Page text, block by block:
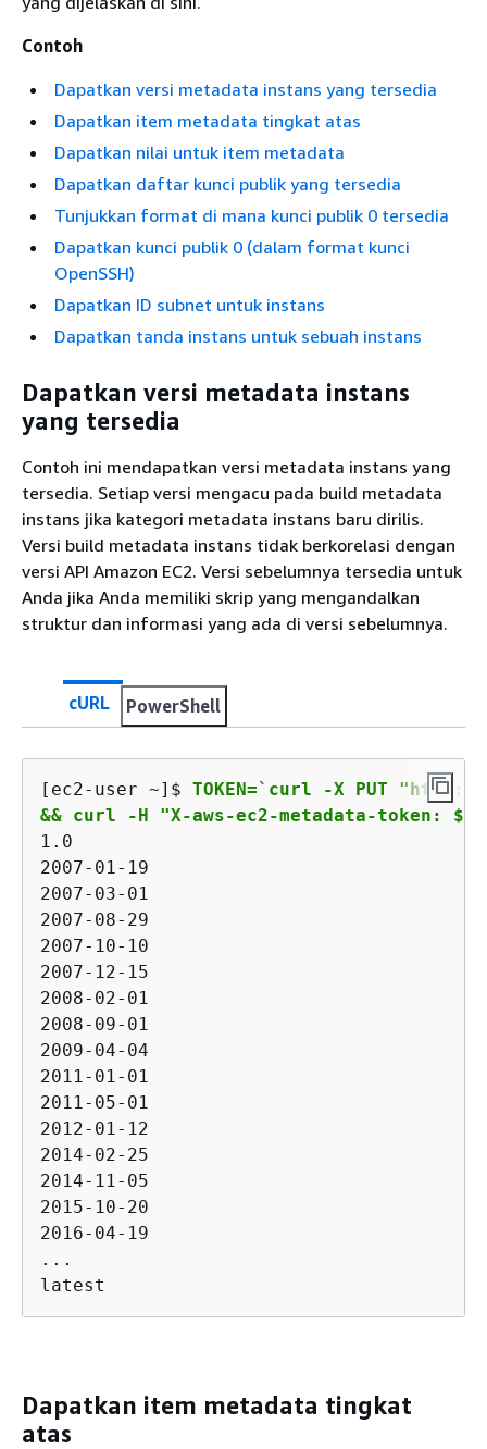
Contoh
Dapatkan versi metadata instans yang tersedia
Dapatkan item metadata tingkat atas
Dapatkan nilai untuk item metadata
Dapatkan daftar kunci publik yang tersedia
Tunjukkan format di mana kunci publik 0 tersedia
Dapatkan kunci publik 0 (dalam format kunci
OpenSSH)
Dapatkan ID subnet untuk instans
Dapatkan tanda instans untuk sebuah instans
Dapatkan versi metadata instans
yang tersedia
Contoh ini mendapatkan versi metadata instans yang
tersedia. Setiap versi mengacu pada build metadata
instans jika kategori metadata instans baru dirilis.
Versi build metadata instans tidak berkorelasi dengan
versi API Amazon EC2. Versi sebelumnya tersedia untuk
Anda jika Anda memiliki skrip yang mengandalkan
struktur dan informasi yang ada di versi sebelumnya.
cURL PowerShell
[ec2-user ~]$ TOKEN=`curl -X PUT
&& curl -H "X-aws-ec2-metadata-token:
1.0
2007-01-19
2007-03-01
2007-08-29
2007-10-10
2007-12-15
2008-02-01
2008-09-01
2009-04-04
2011-01-01
2011-05-01
2012-01-12
2014-02-25
2014-11-05
2015-10-20
2016-04-19
...
latest
Dapatkan item metadata tingkat
atas